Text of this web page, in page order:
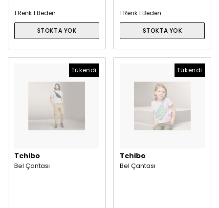
1 Renk 1 Beden
STOKTA YOK
1 Renk 1 Beden
STOKTA YOK
Tükendi
Tchibo
Bel Çantası
Tükendi
Tchibo
Bel Çantası